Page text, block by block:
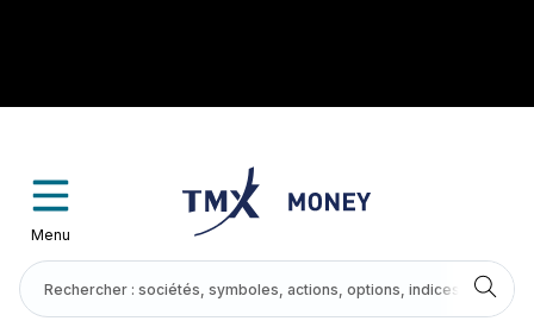
Menu